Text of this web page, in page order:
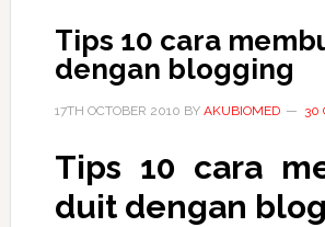
Tips 10 cara
dengan blogging
17TH OCTOBER 2010 BY AKUBIOMED 30
Tips 10 cara
duit dengan